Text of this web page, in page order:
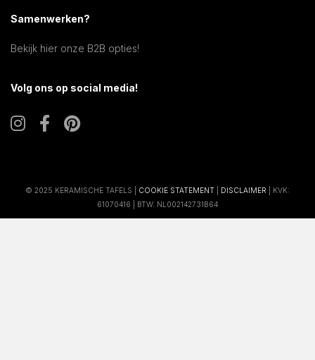
Samenwerken?
Bekijk hier onze B2B opties!
Volg ons op social media!
© 2025 KERAMISCHE TAFELS | COOKIE STATEMENT DISCLAIMER | KVK:
61070416 | BTW: NL002142731B64